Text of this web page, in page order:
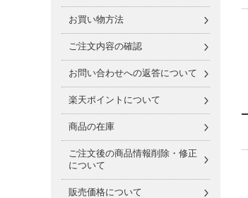
お買い物方法
ご注文内容の確認
お問い合わせへの返答について
楽天ポイントについて
商品の在庫
ご注文後の商品情報削除・修正
について
販売価格について